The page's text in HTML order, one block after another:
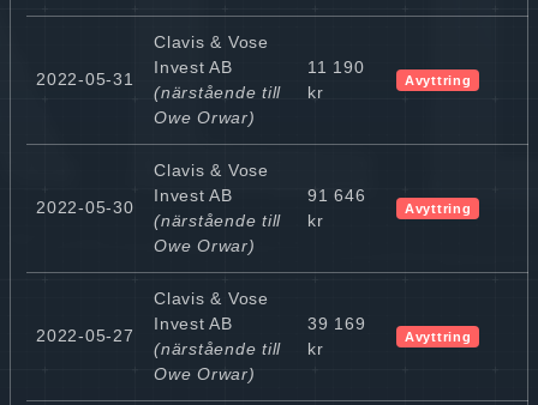
2022-05-31
Clavis & Vose
Invest AB
(närstående till
Owe Orwar)
11 190
kr
Avyttring
2022-05-30
Clavis & Vose
Invest AB
(närstående till
Owe Orwar)
91 646
kr
Avyttring
2022-05-27
Clavis & Vose
Invest AB
(närstående till
Owe Orwar)
39 169
kr
Avyttring